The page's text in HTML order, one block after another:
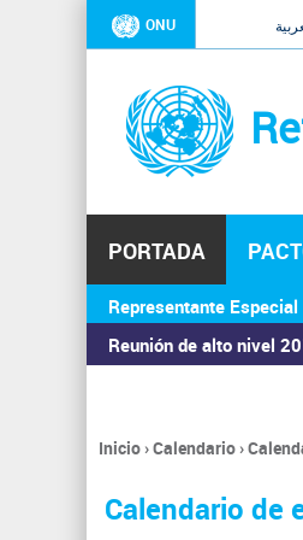
ONU
PORTADA
Representante Especial
Reunión de alto nivel
ASAMBLEA
Se
encuentra
usted
Inicio›Calendario›
Calendario de